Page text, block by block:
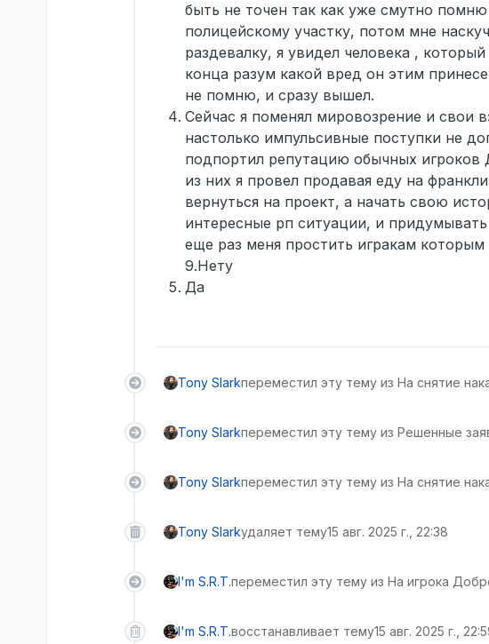
быть не точен так как уже смутно
полицейскому участку, потом мне
раздевалку, я увидел человека ,
конца разум какой вред он этим
не помню, и сразу вышел.
Сейчас я поменял мировозрение и свои
настолько импульсивные поступки не
подпортил репутацию обычных игроков
из них я провел продавая еду на
вернуться на проект, а начать свою
интересные рп ситуации, и
еще раз меня простить игракам которым
9.Нету
Да
Tony Slarkпереместил эту тему из На снятие
Tony Slarkпереместил эту тему из Решенные
Tony Slarkпереместил эту тему из На снятие
Tony Slarkудаляет тему15 авг. 2025 г., 22:38
I'm S.R.T.переместил эту тему из На игрока
I'm S.R.T.восстанавливает тему15 авг. 2025 г.,